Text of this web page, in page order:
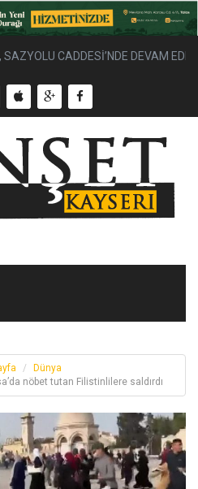
SAZYOLU CADDESİ’NDE DEVAM
Dünya
nöbet tutan Filistinlilere saldırdı